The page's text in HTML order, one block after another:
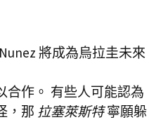
將成為烏拉圭未來
合作。 有些人可能認為
，那 拉塞萊斯特寧願躲